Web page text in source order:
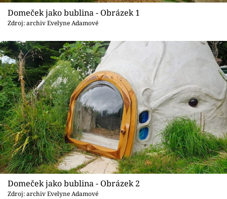
Sledujte nás
Domeček jako bublina - Obrázek 1
Zdroj: archiv Evelyne Adamové
Domeček jako bublina - Obrázek 2
Zdroj: archiv Evelyne Adamové